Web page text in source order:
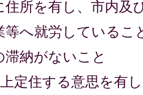
住所を有し、市内及
等へ就労しているこ
滞納がないこと
定住する意思を有